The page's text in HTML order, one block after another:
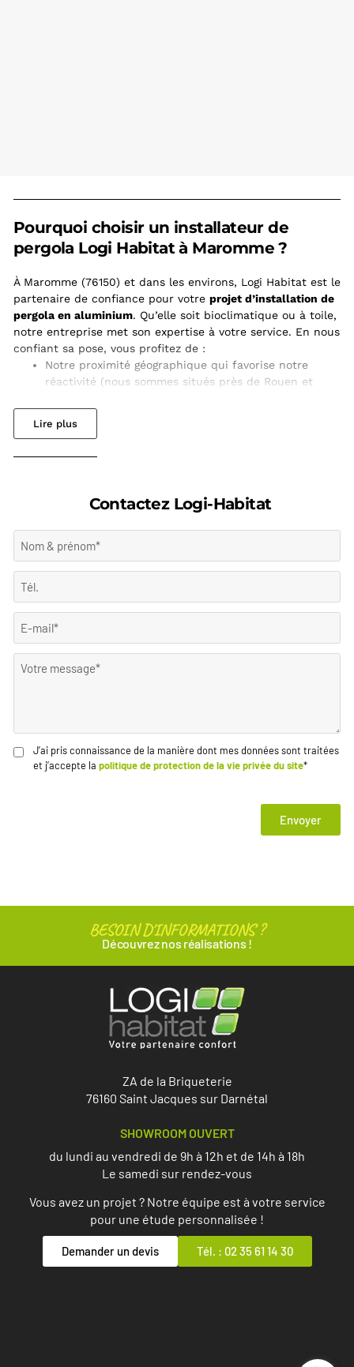
Pourquoi choisir un installateur de
pergola Logi Habitat à Maromme ?
À Maromme (76150) et dans les environs, Logi Habitat est le
partenaire de confiance pour votre projet d’installation de
pergola en aluminium. Qu’elle soit bioclimatique ou à toile,
notre entreprise met son expertise à votre service. En nous
confiant sa pose, vous profitez de :
Notre proximité géographique qui favorise notre
réactivité (nous sommes situés près de Rouen et
La rigueur et le professionnalisme de nos
fonction de votre projet d’installation (étude du
terrain, choix du modèle, envoi de devis gratuit,
pose…etc.)
Dans notre entreprise, notre priorité est de vous offrir une
réalisation durable, fonctionnelle et esthétique. Grâce à
notre expérience, nous avons acquis un savoir-faire
de l’installation extérieure. Faire appel à Logi Habitat, c’est
la garantie d’un résultat soigné et d’un service après-
vente réactif. Alors n’attendez plus pour transformer votre
extérieur à Maromme (76150), et contactez-nous dès
Contactez Logi-Habitat
J’ai pris connaissance de la manière dont mes données sont traitées
et j’accepte la politique de protection de la vie privée du site*
Envoyer
BESOIN D'INFORMATIONS ?
Découvrez nos réalisations !
ZA de la Briqueterie
76160 Saint Jacques sur Darnétal
SHOWROOM OUVERT
du lundi au vendredi de 9h à 12h et de 14h à 18h
Le samedi sur rendez-vous
Vous avez un projet ? Notre équipe est à votre service
pour une étude personnalisée !
Demander un devis Tél. : 02 35 61 14 30